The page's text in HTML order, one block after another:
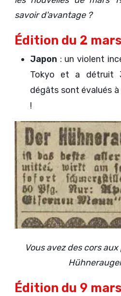
savoir d'avantage ?
Édition du 2
Japon : un violent
Tokyo et a détruit
dégâts sont évalués
!
Vous avez des cors
Édition du 9